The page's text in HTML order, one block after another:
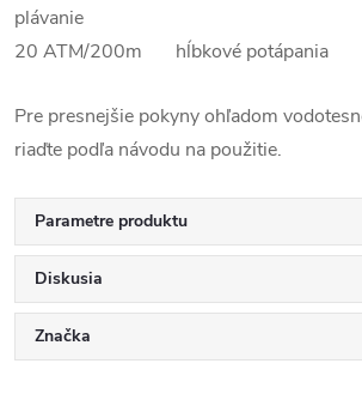
plávanie
20 ATM/200m hĺbkové potápania
Pre presnejšie pokyny ohľadom
riaďte podľa návodu na použitie.
Parametre produktu
Diskusia
Značka